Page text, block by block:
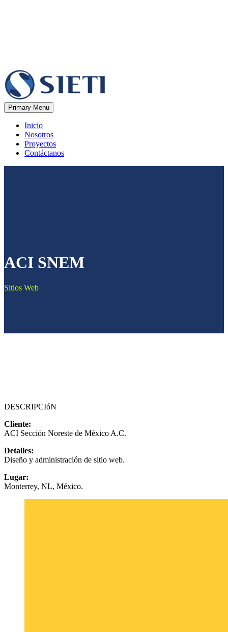
Primary Menu
Inicio
Nosotros
Proyectos
Contáctanos
ACI SNEM
Sitios Web
DESCRIPCIóN
Cliente:
ACI Sección Noreste de México A.C.
Detalles:
Diseño y administración de sitio web.
Lugar:
Monterrey, NL, México.